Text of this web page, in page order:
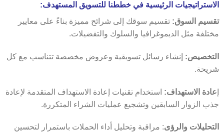
الاستراتيجيات الرئيسية في خططنا للتسويق المستهدف:
تقسيم السوق: تقسيم سوقك إلى شرائح مميزة بناءً على معايير
مختلفة مثل الديموغرافيا والسلوك والتفضيلات.
التخصيص: إنشاء رسائل تسويقية وعروض مخصصة تتناسب مع كل
شريحة.
عادة الاستهداف: استخدام تقنيات إعادة الاستهداف المتقدمة لإعادة
جذب الزوار السابقين وتشجيع عمليات الشراء المتكررة.
التحليلات والرؤى: مراقبة وتحليل أداء الحملات باستمرار لتحسين